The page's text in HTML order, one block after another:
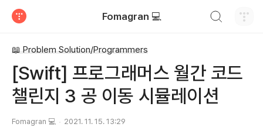
Fomagran 💻
📖 Problem Solution/Programmers
[Swift] 프로그래머스 월간 코드
챌린지 3 공 이동 시뮬레이션
Fomagran 💻 2021. 11. 15. 13:29